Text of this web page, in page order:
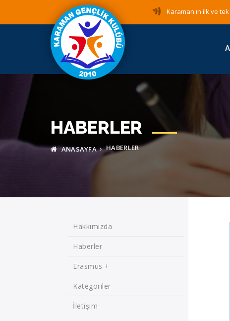
Karaman'ın ilk ve
HABERLER
ANASAYFA HABERLER
Hakkımızda
Haberler
Erasmus +
Kategoriler
İletişim